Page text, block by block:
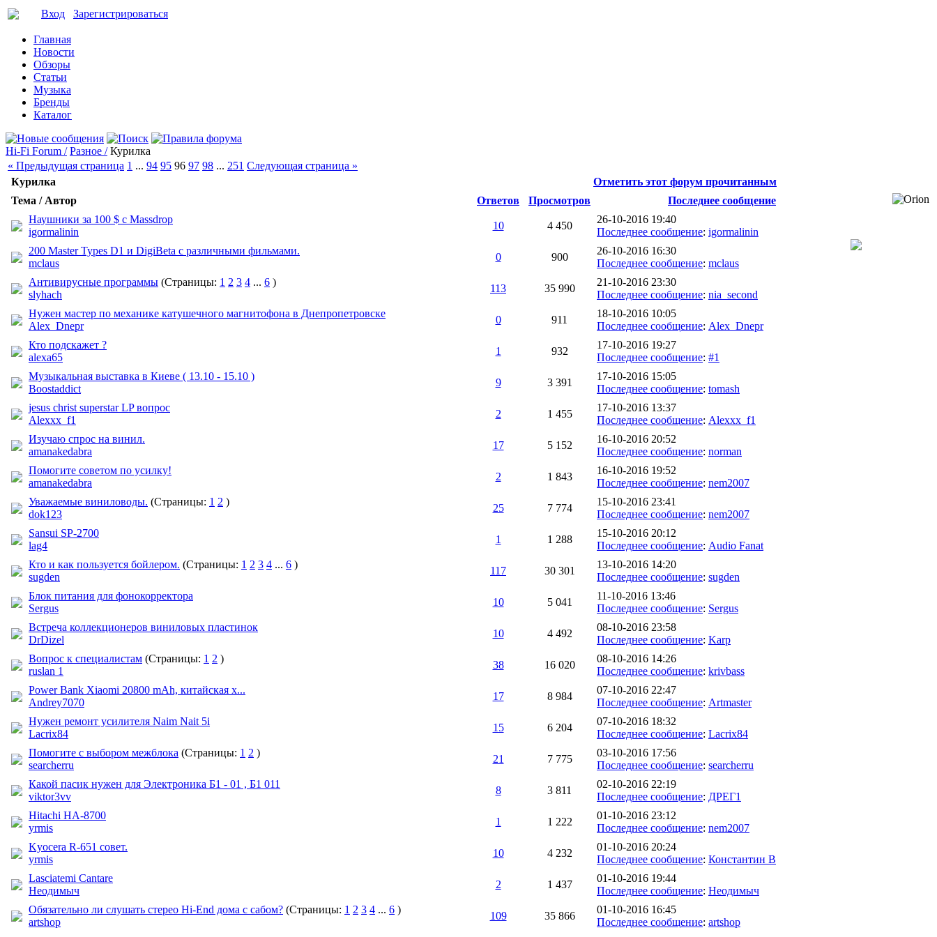
Вход Зарегистрироваться
Главная
Новости
Обзоры
Статьи
Музыка
Бренды
Каталог
Hi-Fi Forum / Разное / Курилка
« Предыдущая страница 1 ... 94 95 96 97 98 ... 251 Следующая страница »
Отметить этот форум прочитанным
Курилка
Тема / Автор
Ответов Просмотров
Последнее сообщение
Наушники за 100 $ с Massdrop
igormalinin
10 4 450
26-10-2016 19:40
Последнее сообщение: igormalinin
200 Master Types D1 и DigiBeta с различными фильмами.
mclaus
0 900
26-10-2016 16:30
Последнее сообщение: mclaus
Антивирусные программы (Страницы: 1 2 3 4 ... 6 )
slyhach
113 35 990
21-10-2016 23:30
Последнее сообщение: nia_second
Нужен мастер по механике катушечного магнитофона в Днепропетровске
Alex_Dnepr
0 911
18-10-2016 10:05
Последнее сообщение: Alex_Dnepr
Кто подскажет ?
alexa65
1 932
17-10-2016 19:27
Последнее сообщение: #1
Музыкальная выставка в Киеве ( 13.10 - 15.10 )
Boostaddict
9 3 391
17-10-2016 15:05
Последнее сообщение: tomash
jesus christ superstar LP вопрос
Alexxx_f1
2 1 455
17-10-2016 13:37
Последнее сообщение: Alexxx_f1
Изучаю спрос на винил.
amanakedabra
17 5 152
16-10-2016 20:52
Последнее сообщение: norman
Помогите советом по усилку!
amanakedabra
2 1 843
16-10-2016 19:52
Последнее сообщение: nem2007
Уважаемые виниловоды. (Страницы: 1 2 )
dok123
25 7 774
15-10-2016 23:41
Последнее сообщение: nem2007
Sansui SP-2700
lag4
1 1 288
15-10-2016 20:12
Последнее сообщение: Audio Fanat
Кто и как пользуется бойлером. (Страницы: 1 2 3 4 ... 6 )
sugden
117 30 301
13-10-2016 14:20
Последнее сообщение: sugden
Блок питания для фонокорректора
Sergus
10 5 041
11-10-2016 13:46
Последнее сообщение: Sergus
Встреча коллекционеров виниловых пластинок
DrDizel
10 4 492
08-10-2016 23:58
Последнее сообщение: Karp
Вопрос к специалистам (Страницы: 1 2 )
ruslan 1
38 16 020
08-10-2016 14:26
Последнее сообщение: krivbass
Power Bank Xiaomi 20800 mAh, китайская х...
Andrey7070
17 8 984
07-10-2016 22:47
Последнее сообщение: Artmaster
Нужен ремонт усилителя Naim Nait 5i
Lacrix84
15 6 204
07-10-2016 18:32
Последнее сообщение: Lacrix84
Помогите с выбором межблока (Страницы: 1 2 )
searcherru
21 7 775
03-10-2016 17:56
Последнее сообщение: searcherru
Какой пасик нужен для Электроника Б1 - 01 , Б1 011
viktor3vv
8 3 811
02-10-2016 22:19
Последнее сообщение: ДРЕГ1
Hitachi HA-8700
yrmis
1 1 222
01-10-2016 23:12
Последнее сообщение: nem2007
Kyocera R-651 совет.
yrmis
10 4 232
01-10-2016 20:24
Последнее сообщение: Константин В
Lasciatemi Cantare
Неодимыч
2 1 437
01-10-2016 19:44
Последнее сообщение: Неодимыч
Обязательно ли слушать стерео Hi-End дома с сабом? (Страницы: 1 2 3 4 ... 6 )
artshop
109 35 866
01-10-2016 16:45
Последнее сообщение: artshop